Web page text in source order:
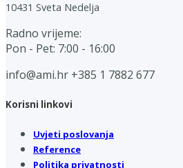
10431 Sveta Nedelja
Radno vrijeme:
Pon - Pet: 7:00 - 16:00
info@ami.hr +385 1 7882 677
Korisni linkovi
Uvjeti poslovanja
Reference
Politika privatnosti